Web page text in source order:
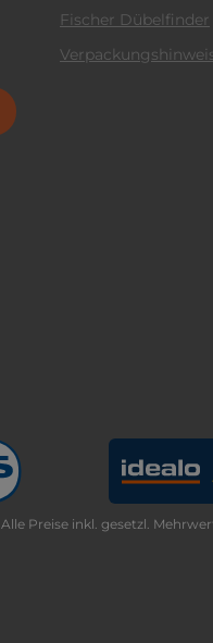
Fischer Dübelfinder
Alle Preise inkl. gesetzl.